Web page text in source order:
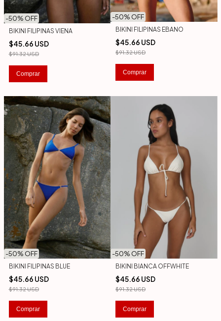
-50% OFF
BIKINI FILIPINAS VIENA
$45.66 USD
$91.32 USD
Comprar
-50% OFF
BIKINI FILIPINAS EBANO
$45.66 USD
$91.32 USD
Comprar
-50% OFF
BIKINI FILIPINAS BLUE
$45.66 USD
$91.32 USD
Comprar
-50% OFF
BIKINI BIANCA OFFWHITE
$45.66 USD
$91.32 USD
Comprar